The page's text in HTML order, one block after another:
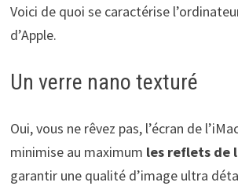
Voici de quoi se caractérise
d’Apple.
Un verre nano texturé
Oui, vous ne rêvez pas, l’écran de
minimise au maximum les reflets de
garantir une qualité d’image ultra